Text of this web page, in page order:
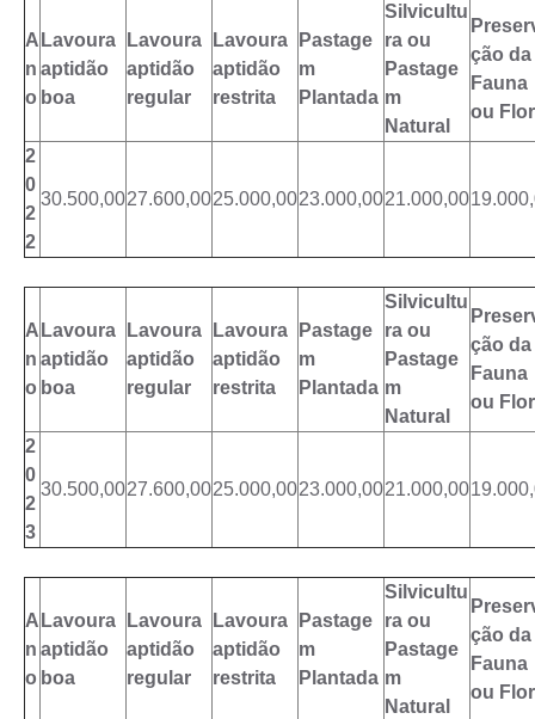
A
n
o
Lavoura
aptidão
boa
Lavoura
aptidão
regular
Lavoura
aptidão
restrita
Pastage
m
Plantada
Silvicultu
ra ou
Pastage
m
Natural
ção da
Fauna
ou
2
0
2
2
30.500,0027.600,0025.000,0023.000,0021.000,00
A
n
o
Lavoura
aptidão
boa
Lavoura
aptidão
regular
Lavoura
aptidão
restrita
Pastage
m
Plantada
Silvicultu
ra ou
Pastage
m
Natural
ção da
Fauna
ou
2
0
2
3
30.500,0027.600,0025.000,0023.000,0021.000,00
A
n
o
Lavoura
aptidão
boa
Lavoura
aptidão
regular
Lavoura
aptidão
restrita
Pastage
m
Plantada
Silvicultu
ra ou
Pastage
m
Natural
ção da
Fauna
ou